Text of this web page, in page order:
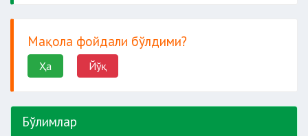
Мақола фойдали бўлдими?
Ҳа Йўқ
Бўлимлар